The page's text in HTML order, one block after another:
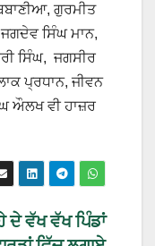
ਗੁਰਮੀਤ
ਸਿੰਘ ਮਾਨ,
ਸਿੰਘ, ਜਗਸੀਰ
ਪ੍ਰਧਾਨ, ਜੀਵਨ
ਔਲਖ ਵੀ ਹਾਜ਼ਰ
ਦੇ ਵੱਖ ਵੱਖ ਪਿੰਡਾਂ